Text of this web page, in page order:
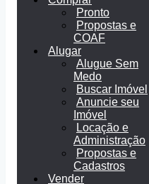
Pronto
Propostas e
COAF
Alugar
Alugue Sem
Medo
Buscar Imóvel
Anuncie seu
Imóvel
Locação e
Administração
Propostas e
Cadastros
Vender